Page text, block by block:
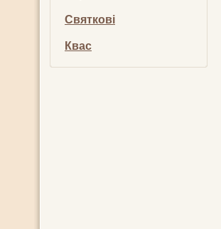
Святкові
Квас